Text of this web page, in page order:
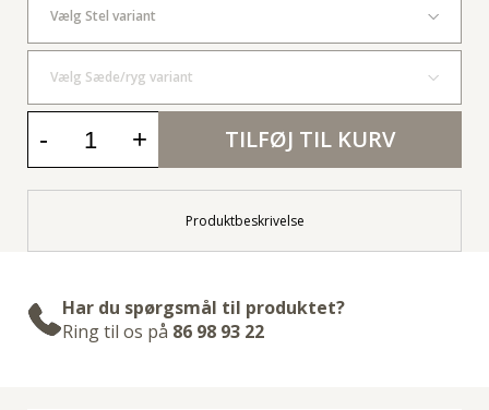
Vælg Stel variant
Vælg Sæde/ryg variant
- + TILFØJ TIL KURV
Produktbeskrivelse
Har du spørgsmål til produktet?
Ring til os på 86 98 93 22